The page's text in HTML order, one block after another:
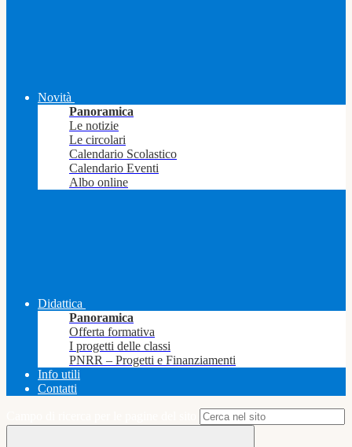
Novità
Panoramica
Le notizie
Le circolari
Calendario Scolastico
Calendario Eventi
Albo online
Didattica
Panoramica
Offerta formativa
I progetti delle classi
PNRR – Progetti e Finanziamenti
Info utili
Contatti